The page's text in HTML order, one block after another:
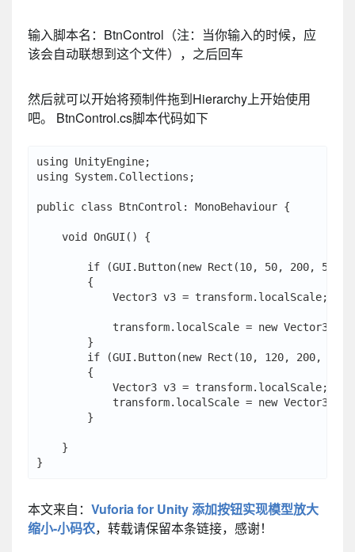
输入脚本名：BtnControl（注：当你输入的时候，应
该会自动联想到这个文件），之后回车
然后就可以开始将预制件拖到Hierarchy上开始使用
吧。 BtnControl.cs脚本代码如下
using UnityEngine;
using System.Collections;
public class BtnControl: MonoBehaviour {
    void OnGUI() {
if (GUI.Button(new Rect(10, 50, 200, 50),
        {
            Vector3 v3 = transform.localScale;
transform.localScale = new
        }
if (GUI.Button(new Rect(10, 120, 200, 50),
        {
            Vector3 v3 = transform.localScale;
transform.localScale = new
        }
    }
本文来自： Vuforia for Unity 添加按钮实现模型放大
缩小-小码农，转载请保留本条链接，感谢！